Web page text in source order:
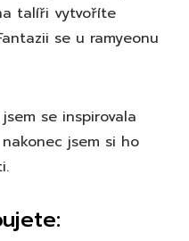
talíři vytvoříte
se u ramyeonu
se inspirovala
jsem si ho